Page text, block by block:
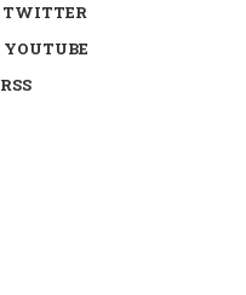
TWITTER
YOUTUBE
RSS